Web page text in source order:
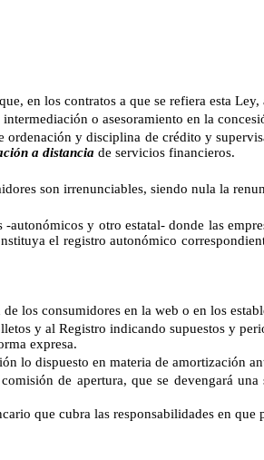
los contratos a que se refiera esta Ley,
o asesoramiento en la
ordenación y disciplina de crédito y
a distancia de servicios financieros.
son irrenunciables, siendo nula la
-autonómicos y otro estatal- donde las
el registro autonómico
de los consumidores en la web o en los
y al Registro indicando supuestos y
expresa.
lo dispuesto en materia de amortización
de apertura, que se devengará
que cubra las responsabilidades en